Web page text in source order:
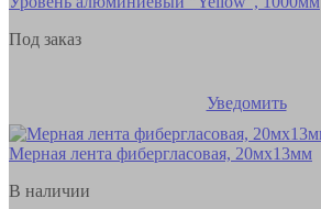
Под заказ
Уведомить
Мерная лента фибергласовая, 20мх13мм
В наличии